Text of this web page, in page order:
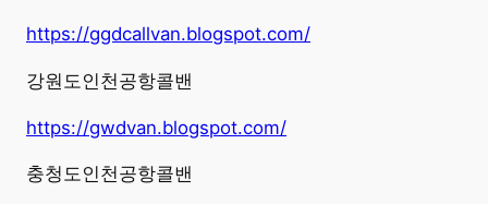
https://ggdcallvan.blogspot.com/
강원도인천공항콜밴
https://gwdvan.blogspot.com/
충청도인천공항콜밴